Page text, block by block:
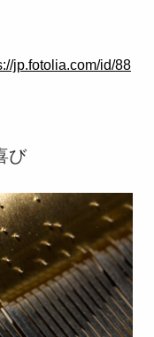
jp.fotolia.com/id/88
び